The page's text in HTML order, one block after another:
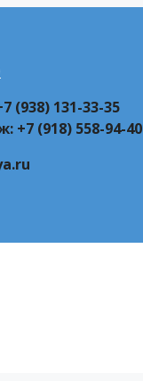
(938) 131-33-35
+7 (918) 558-94-40